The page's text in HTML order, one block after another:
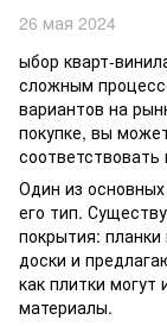
26 мая 2024
ыбор кварт-
сложным
вариантов на
покупке, вы
Один из
его тип.
покрытия:
доски и
как плитки могут
материалы.